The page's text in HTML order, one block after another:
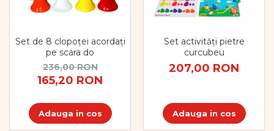
Set de 8 clopoței acordați
pe scara do
236,00 RON
165,20 RON
Adauga in cos
Set activități pietre
curcubeu
207,00 RON
Adauga in cos